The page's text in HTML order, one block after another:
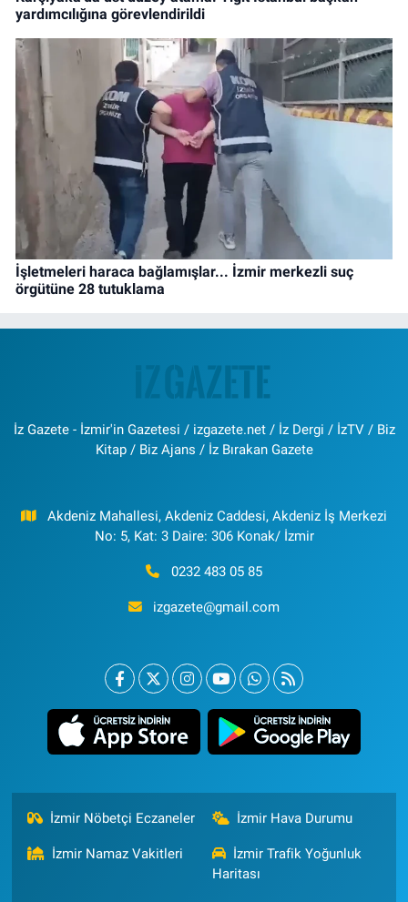
yardımcılığına görevlendirildi
İşletmeleri haraca bağlamışlar... İzmir merkezli suç
örgütüne 28 tutuklama
İz Gazete - İzmir'in Gazetesi / izgazete.net / İz Dergi / İzTV / Biz
Kitap / Biz Ajans / İz Bırakan Gazete
Akdeniz Mahallesi, Akdeniz Caddesi, Akdeniz İş Merkezi
No: 5, Kat: 3 Daire: 306 Konak/ İzmir
0232 483 05 85
izgazete@gmail.com
İzmir Nöbetçi Eczaneler İzmir Hava Durumu
İzmir Namaz Vakitleri
İzmir Trafik Yoğunluk
Haritası